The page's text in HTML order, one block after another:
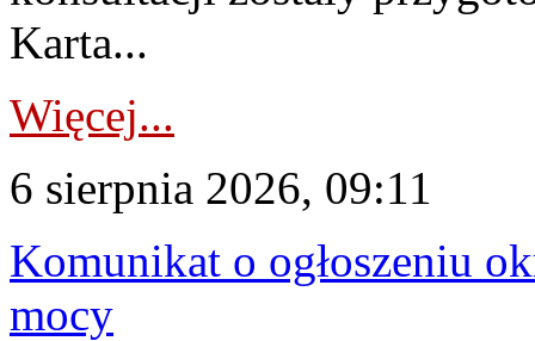
Karta...
Więcej...
6 sierpnia 2026, 09:11
Komunikat o ogłoszeniu
mocy